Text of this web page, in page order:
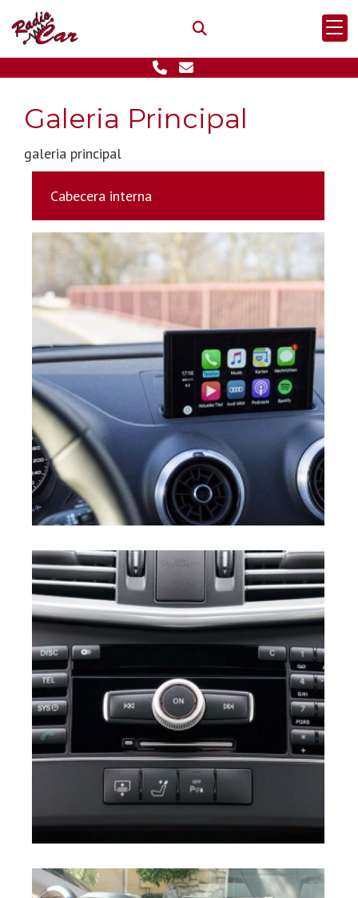
Galeria Principal
galeria principal
Cabecera interna
Radio Car
Radio Car
Previous Next